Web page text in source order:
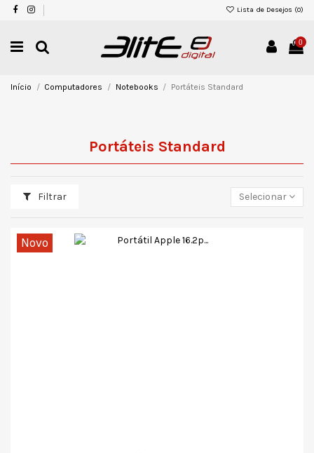
Lista de Desejos (0)
0
Início Computadores Notebooks Portáteis Standard
Portáteis Standard
Filtrar Selecionar
Novo